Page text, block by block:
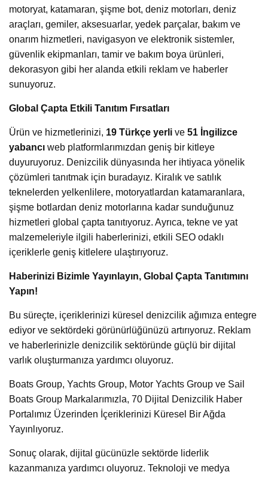
motoryat, katamaran, şişme bot, deniz motorları, deniz
araçları, gemiler, aksesuarlar, yedek parçalar, bakım ve
onarım hizmetleri, navigasyon ve elektronik sistemler,
güvenlik ekipmanları, tamir ve bakım boya ürünleri,
dekorasyon gibi her alanda etkili reklam ve haberler
sunuyoruz.
Global Çapta Etkili Tanıtım Fırsatları
Ürün ve hizmetlerinizi, 19 Türkçe yerli ve 51 İngilizce
yabancı web platformlarımızdan geniş bir kitleye
duyuruyoruz. Denizcilik dünyasında her ihtiyaca yönelik
çözümleri tanıtmak için buradayız. Kiralık ve satılık
teknelerden yelkenlilere, motoryatlardan katamaranlara,
şişme botlardan deniz motorlarına kadar sunduğunuz
hizmetleri global çapta tanıtıyoruz. Ayrıca, tekne ve yat
malzemeleriyle ilgili haberlerinizi, etkili SEO odaklı
içeriklerle geniş kitlelere ulaştırıyoruz.
Haberinizi Bizimle Yayınlayın, Global Çapta Tanıtımını
Yapın!
Bu süreçte, içeriklerinizi küresel denizcilik ağımıza entegre
ediyor ve sektördeki görünürlüğünüzü artırıyoruz. Reklam
ve haberlerinizle denizcilik sektöründe güçlü bir dijital
varlık oluşturmanıza yardımcı oluyoruz.
Boats Group, Yachts Group, Motor Yachts Group ve Sail
Boats Group Markalarımızla, 70 Dijital Denizcilik Haber
Portalımız Üzerinden İçeriklerinizi Küresel Bir Ağda
Yayınlıyoruz.
Sonuç olarak, dijital gücünüzle sektörde liderlik
kazanmanıza yardımcı oluyoruz. Teknoloji ve medya